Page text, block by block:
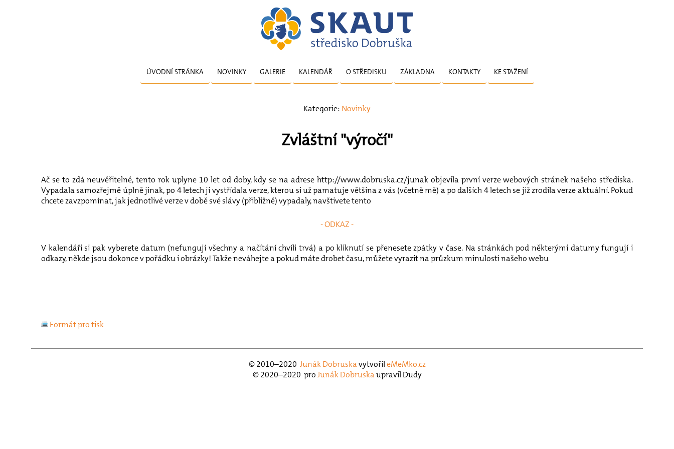
ÚVODNÍ STRÁNKA NOVINKY GALERIE KALENDÁŘ O STŘEDISKU ZÁKLADNA KONTAKTY KE STAŽENÍ
Kategorie: Novinky
Zvláštní "výročí"
Ač se to zdá neuvěřitelné, tento rok uplyne 10 let od doby, kdy se na adrese http://www.dobruska.cz/junak objevila první verze webových stránek našeho střediska.
Vypadala samozřejmě úplně jinak, po 4 letech ji vystřídala verze, kterou si už pamatuje většina z vás (včetně mě) a po dalších 4 letech se již zrodila verze aktuální. Pokud
chcete zavzpomínat, jak jednotlivé verze v době své slávy (přibližně) vypadaly, navštivete tento
- ODKAZ -
V kalendáři si pak vyberete datum (nefungují všechny a načítání chvíli trvá) a po kliknutí se přenesete zpátky v čase. Na stránkách pod některými datumy fungují i
odkazy, někde jsou dokonce v pořádku i obrázky! Takže neváhejte a pokud máte drobet času, můžete vyrazit na průzkum minulosti našeho webu
Formát pro tisk
© 2010–2020 Junák DobruskavytvořileMeMko.cz
© 2020–2020 proJunák Dobruskaupravil Dudy